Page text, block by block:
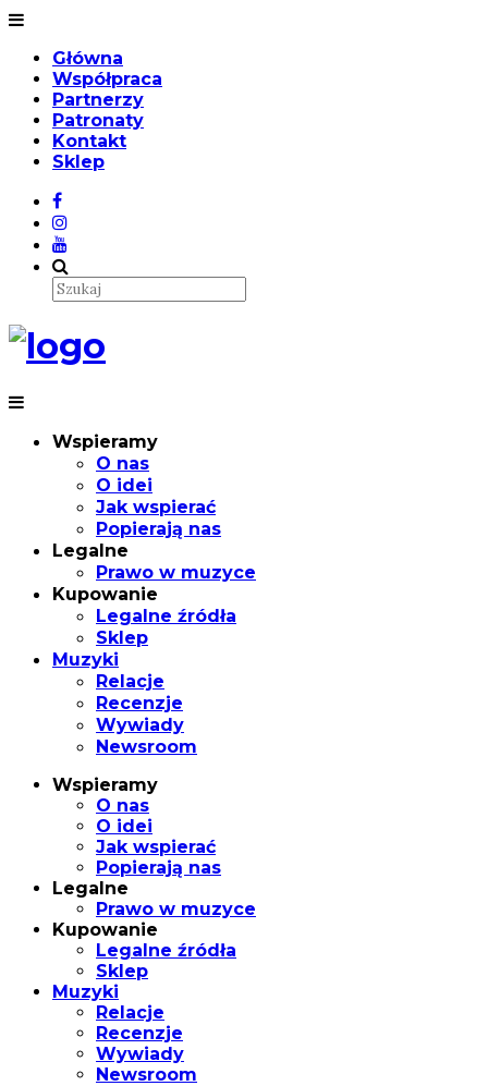
Główna
Współpraca
Partnerzy
Patronaty
Kontakt
Sklep
Wspieramy
O nas
O idei
Jak wspierać
Popierają nas
Legalne
Prawo w muzyce
Kupowanie
Legalne źródła
Sklep
Muzyki
Relacje
Recenzje
Wywiady
Newsroom
Wspieramy
O nas
O idei
Jak wspierać
Popierają nas
Legalne
Prawo w muzyce
Kupowanie
Legalne źródła
Sklep
Muzyki
Relacje
Recenzje
Wywiady
Newsroom